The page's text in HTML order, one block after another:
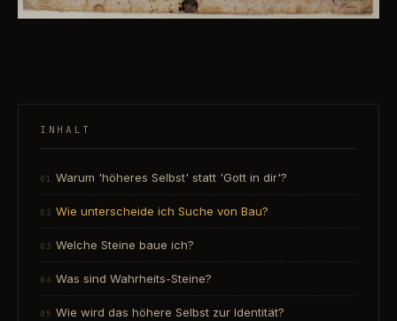
INHALT
Warum 'höheres Selbst' statt 'Gott in dir'?
Wie unterscheide ich Suche von Bau?
Welche Steine baue ich?
Was sind Wahrheits-Steine?
Wie wird das höhere Selbst zur Identität?